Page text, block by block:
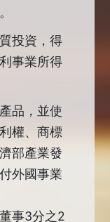
投資，得
事業所得
品，並使
權、商標
部產業發
外國事業
事3分之2